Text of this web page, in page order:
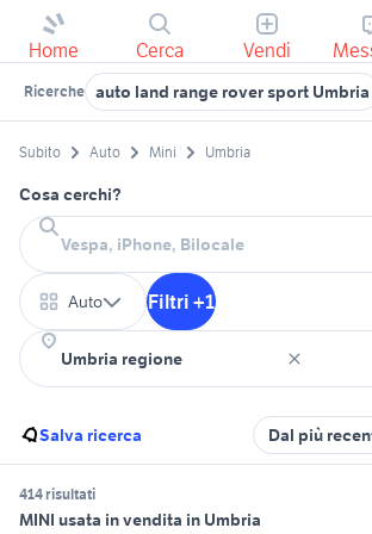
Home Cerca Vendi
Ricerche auto land range rover sport Umbria
Subito Auto Mini Umbria
Cosa cerchi?
Auto Filtri +1
Salva ricerca Dal più
414 risultati
MINI usata in vendita in Umbria